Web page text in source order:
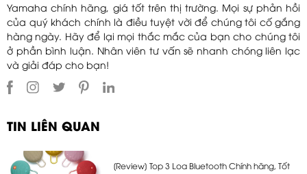
Yamaha chính hãng, giá tốt trên thị trường. Mọi sự phản hồi
của quý khách chính là điều tuyệt vời để chúng tôi cố gắng
hàng ngày. Hãy để lại mọi thắc mắc của bạn cho chúng tôi
ở phần bình luận. Nhân viên tư vấn sẽ nhanh chóng liên lạc
và giải đáp cho bạn!
TIN LIÊN QUAN
[Review] Top 3 Loa Bluetooth Chính hãng, Tốt